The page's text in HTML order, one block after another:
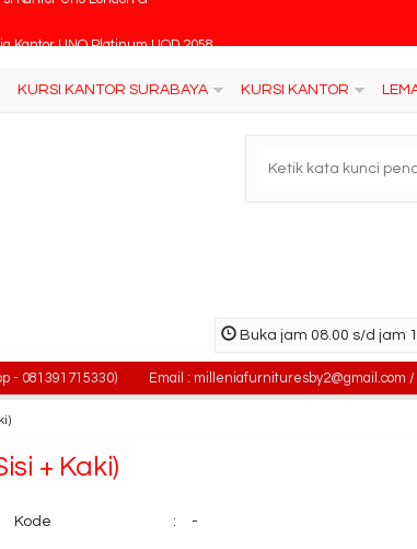
Bar & Cafe Ergotec 103 B
KURSI KANTOR SURABAYA KURSI KANTOR
Buka jam 08.00 s/d jam
Email : milleniafurnituresby2@gmail.com /
+ Kaki)
Kode : -